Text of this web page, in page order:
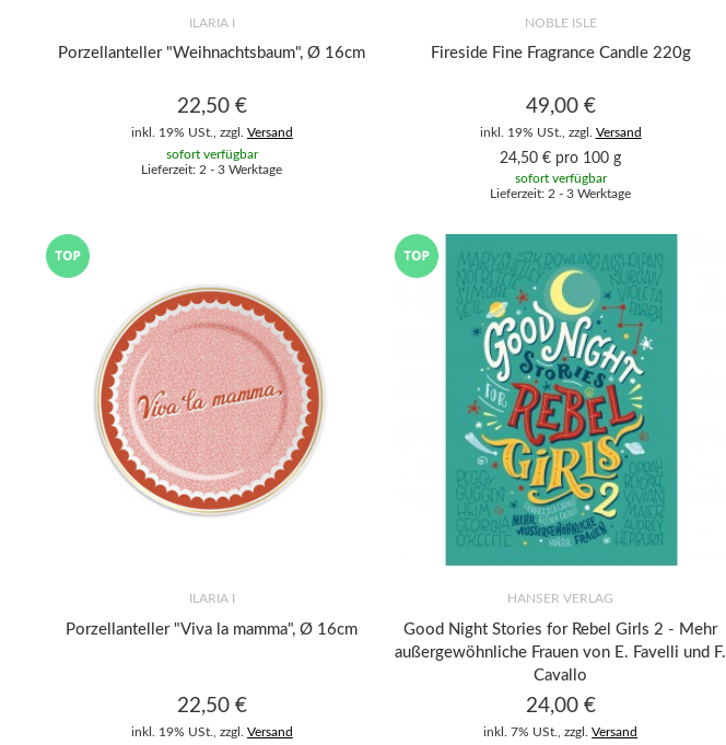
ILARIA I
Porzellanteller "Weihnachtsbaum", Ø 16cm
22,50 €
inkl. 19% USt., zzgl. Versand
sofort verfügbar
Lieferzeit: 2 - 3 Werktage
NOBLE ISLE
Fireside Fine Fragrance Candle 220g
49,00 €
inkl. 19% USt., zzgl. Versand
24,50 € pro 100 g
sofort verfügbar
Lieferzeit: 2 - 3 Werktage
ILARIA I
Porzellanteller "Viva la mamma", Ø 16cm
22,50 €
inkl. 19% USt., zzgl. Versand
HANSER VERLAG
Good Night Stories for Rebel Girls 2 - Mehr
außergewöhnliche Frauen von E. Favelli und F.
Cavallo
24,00 €
inkl. 7% USt., zzgl.Versand